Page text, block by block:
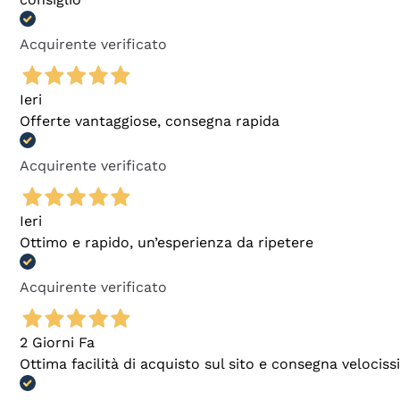
Acquirente verificato
Ieri
Offerte vantaggiose, consegna rapida
Acquirente verificato
Ieri
Ottimo e rapido, un’esperienza da ripetere
Acquirente verificato
2 Giorni Fa
Ottima facilità di acquisto sul sito e consegna